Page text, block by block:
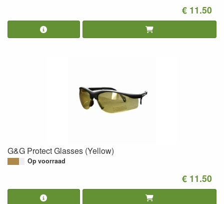
€ 11.50
G&G Protect Glasses (Yellow)
Op voorraad
€ 11.50